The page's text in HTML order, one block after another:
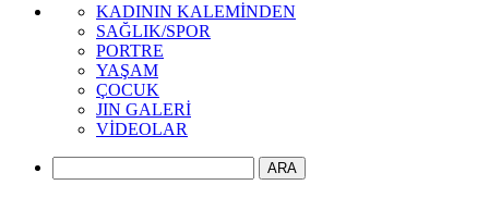
KADININ KALEMİNDEN
SAĞLIK/SPOR
PORTRE
YAŞAM
ÇOCUK
JIN GALERİ
VİDEOLAR
ARA